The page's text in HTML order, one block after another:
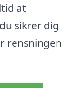
at
sikrer dig
rensningen